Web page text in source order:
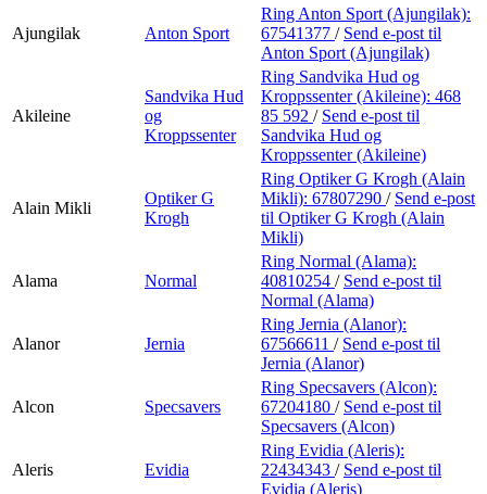
Ajungilak Anton Sport
Ring Anton Sport (Ajungilak):
67541377 / Send e-post til
Anton Sport (Ajungilak)
Akileine
Sandvika Hud
og
Kroppssenter
Ring Sandvika Hud og
Kroppssenter (Akileine): 468
85 592 / Send e-post til
Sandvika Hud og
Kroppssenter (Akileine)
Alain Mikli
Optiker G
Krogh
Ring Optiker G Krogh (Alain
Mikli): 67807290 / Send e-post
til Optiker G Krogh (Alain
Mikli)
Alama Normal
Ring Normal (Alama):
40810254 / Send e-post til
Normal (Alama)
Alanor Jernia
Ring Jernia (Alanor):
67566611 / Send e-post til
Jernia (Alanor)
Alcon Specsavers
Ring Specsavers (Alcon):
67204180 / Send e-post til
Specsavers (Alcon)
Aleris Evidia
Ring Evidia (Aleris):
22434343 / Send e-post til
Evidia (Aleris)